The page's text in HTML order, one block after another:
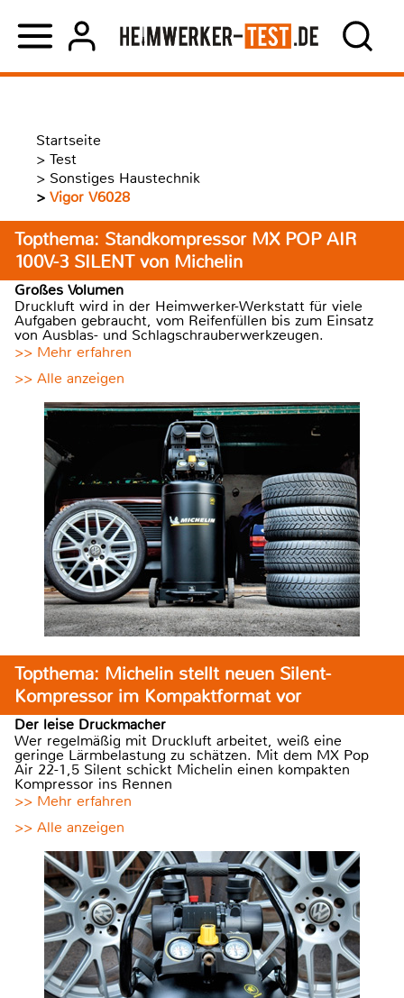
Startseite
> Test
> Sonstiges Haustechnik
> Vigor V6028
Topthema: Standkompressor MX POP AIR
100V-3 SILENT von Michelin
Großes Volumen
Druckluft wird in der Heimwerker-Werkstatt für viele
Aufgaben gebraucht, vom Reifenfüllen bis zum Einsatz
von Ausblas- und Schlagschrauberwerkzeugen.
>> Mehr erfahren
>> Alle anzeigen
Topthema: Michelin stellt neuen Silent-
Kompressor im Kompaktformat vor
Der leise Druckmacher
Wer regelmäßig mit Druckluft arbeitet, weiß eine
geringe Lärmbelastung zu schätzen. Mit dem MX Pop
Air 22-1,5 Silent schickt Michelin einen kompakten
Kompressor ins Rennen
>> Mehr erfahren
>> Alle anzeigen